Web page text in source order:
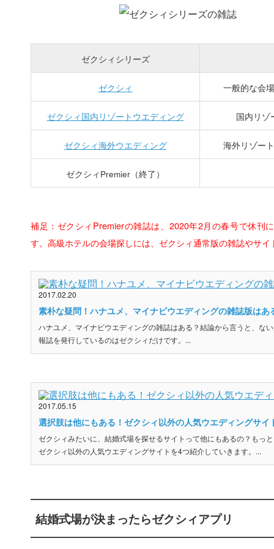
ゼクシィシリーズ
ゼクシィ 一般的な会
ゼクシィ国内リゾートウエディング 国内リゾ
ゼクシィ海外ウエディング 海外リゾー
ゼクシィPremier（終了）
補足：ゼクシィPremierの雑誌は、2020年2月の春号で休刊
す。高級ホテルの会場探しには、ゼクシィ通常版の雑誌やサ
2017.02.20
素朴な疑問！ハナユメ、マイナビウエディングの雑誌版はあ
ハナユメ、マイナビウエディングの雑誌はある？結論から言うと、な
報誌を発行しているのはゼクシィだけです。...
2017.05.15
選択肢は他にもある！ゼクシィ以外の人気ウエディングサイ
ゼクシィみたいに、結婚式場を探せるサイトって他にもあるの？もっ
ゼクシィ以外の人気ウエディングサイトを4つ紹介していきます。...
結婚式場が決まったらゼクシィアプリ